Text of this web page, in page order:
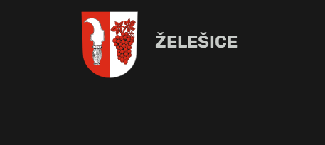
ŽELEŠICE